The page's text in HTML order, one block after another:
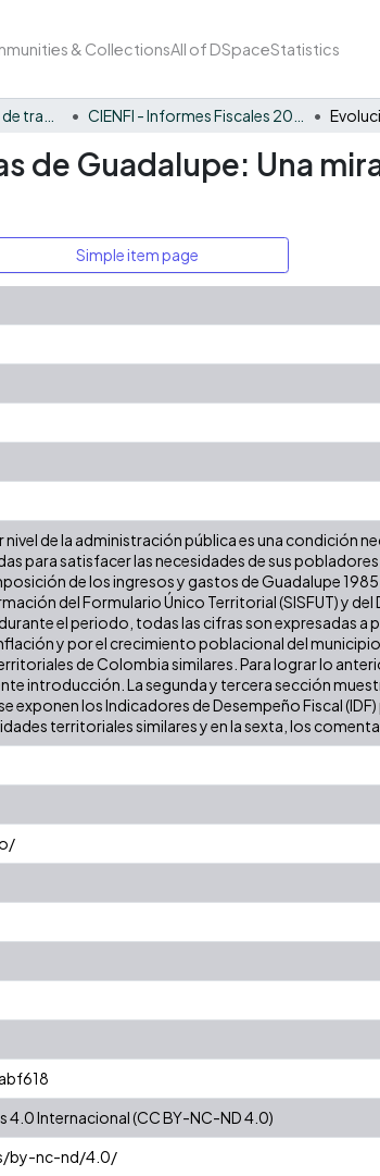
& CollectionsAll of DSpaceStatistics
de Guadalupe: Una
Simple item page
de la administración pública es una condición
para satisfacer las necesidades de sus
de los ingresos y gastos de Guadalupe
del Formulario Único Territorial (SISFUT) y
el periodo, todas las cifras son expresadas
y por el crecimiento poblacional del
de Colombia similares. Para lograr lo
introducción. La segunda y tercera sección
exponen los Indicadores de Desempeño Fiscal
territoriales similares y en la sexta, los
Internacional (CC BY-NC-ND 4.0)
by-nc-nd/4.0/